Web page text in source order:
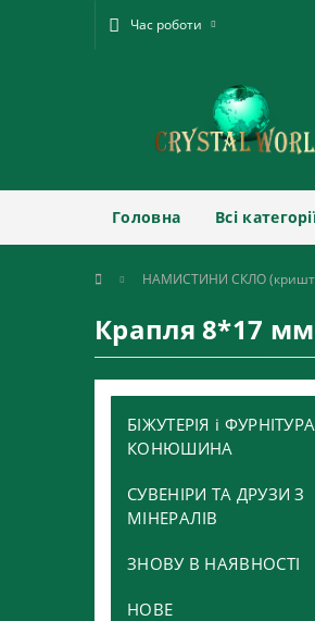
Час роботи
Головна Всі
НАМИСТИНИ СКЛО
Крапля 8*17
БІЖУТЕРІЯ і ФУРНІТУРА
КОНЮШИНА
СУВЕНІРИ ТА ДРУЗИ З
МІНЕРАЛІВ
ЗНОВУ В НАЯВНОСТІ
НОВЕ